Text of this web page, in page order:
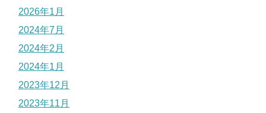
2026年1月
2024年7月
2024年2月
2024年1月
2023年12月
2023年11月